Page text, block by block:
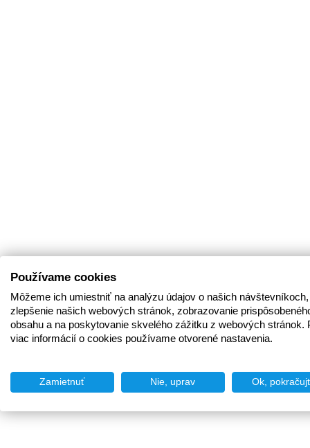
Používame cookies
Môžeme ich umiestniť na analýzu údajov o našich
zlepšenie našich webových stránok, zobrazovanie
obsahu a na poskytovanie skvelého zážitku z webových stránok.
viac informácií o cookies používame otvorené nastavenia.
Zamietnuť Nie, uprav Ok,